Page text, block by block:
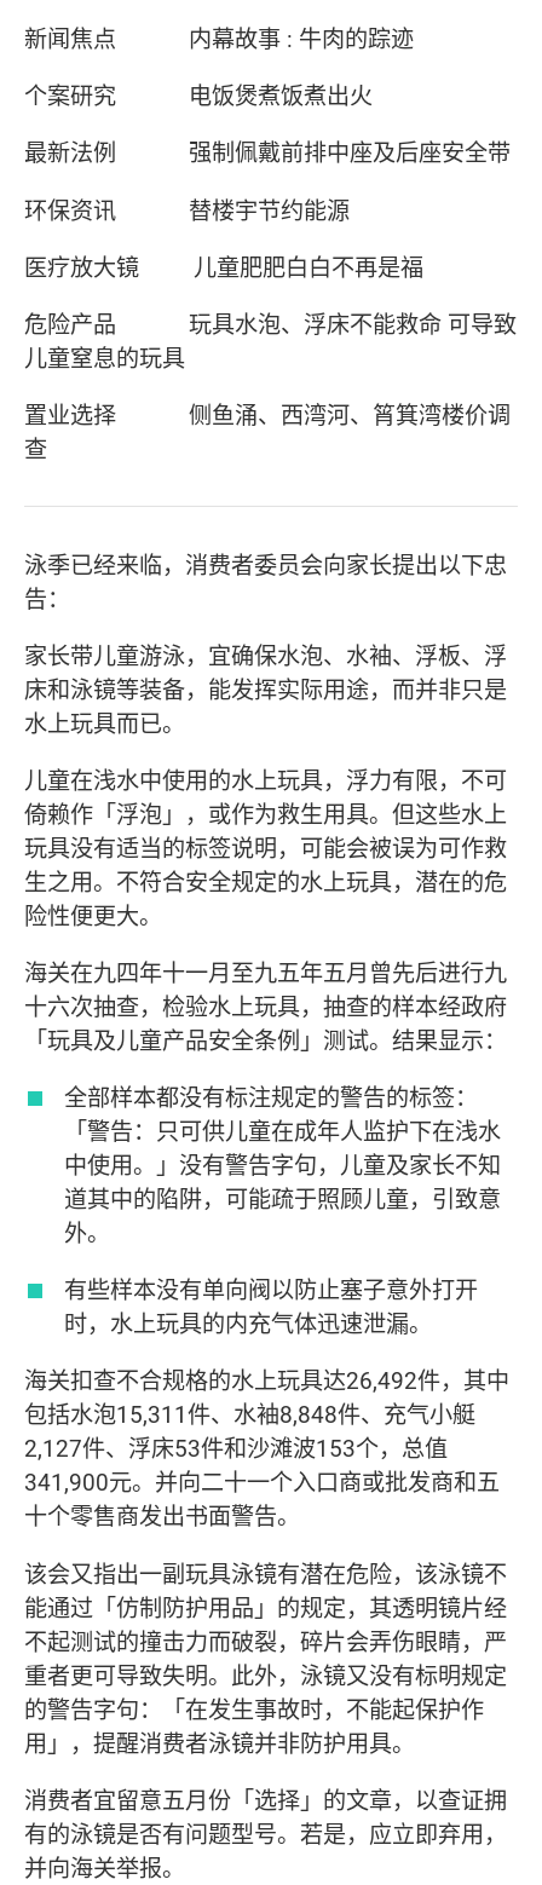
新闻焦点 内幕故事 : 牛肉的踪迹
个案研究 电饭煲煮饭煮出火
最新法例 强制佩戴前排中座及后座安全带
环保资讯 替楼宇节约能源
医疗放大镜 儿童肥肥白白不再是福
危险产品 玩具水泡、浮床不能救命 可导致
儿童窒息的玩具
置业选择 侧鱼涌、西湾河、筲箕湾楼价调
查
泳季已经来临，消费者委员会向家长提出以下忠
告：
家长带儿童游泳，宜确保水泡、水袖、浮板、浮
床和泳镜等装备，能发挥实际用途，而并非只是
水上玩具而已。
儿童在浅水中使用的水上玩具，浮力有限，不可
倚赖作「浮泡」，或作为救生用具。但这些水上
玩具没有适当的标签说明，可能会被误为可作救
生之用。不符合安全规定的水上玩具，潜在的危
险性便更大。
海关在九四年十一月至九五年五月曾先后进行九
十六次抽查，检验水上玩具，抽查的样本经政府
「玩具及儿童产品安全条例」测试。结果显示：
全部样本都没有标注规定的警告的标签：
「警告：只可供儿童在成年人监护下在浅水
中使用。」没有警告字句，儿童及家长不知
道其中的陷阱，可能疏于照顾儿童，引致意
外。
有些样本没有单向阀以防止塞子意外打开
时，水上玩具的内充气体迅速泄漏。
海关扣查不合规格的水上玩具达26,492件，其中
包括水泡15,311件、水袖8,848件、充气小艇
2,127件、浮床53件和沙滩波153个，总值
341,900元。并向二十一个入口商或批发商和五
十个零售商发出书面警告。
该会又指出一副玩具泳镜有潜在危险，该泳镜不
能通过「仿制防护用品」的规定，其透明镜片经
不起测试的撞击力而破裂，碎片会弄伤眼睛，严
重者更可导致失明。此外，泳镜又没有标明规定
的警告字句：「在发生事故时，不能起保护作
用」，提醒消费者泳镜并非防护用具。
消费者宜留意五月份「选择」的文章，以查证拥
有的泳镜是否有问题型号。若是，应立即弃用，
并向海关举报。